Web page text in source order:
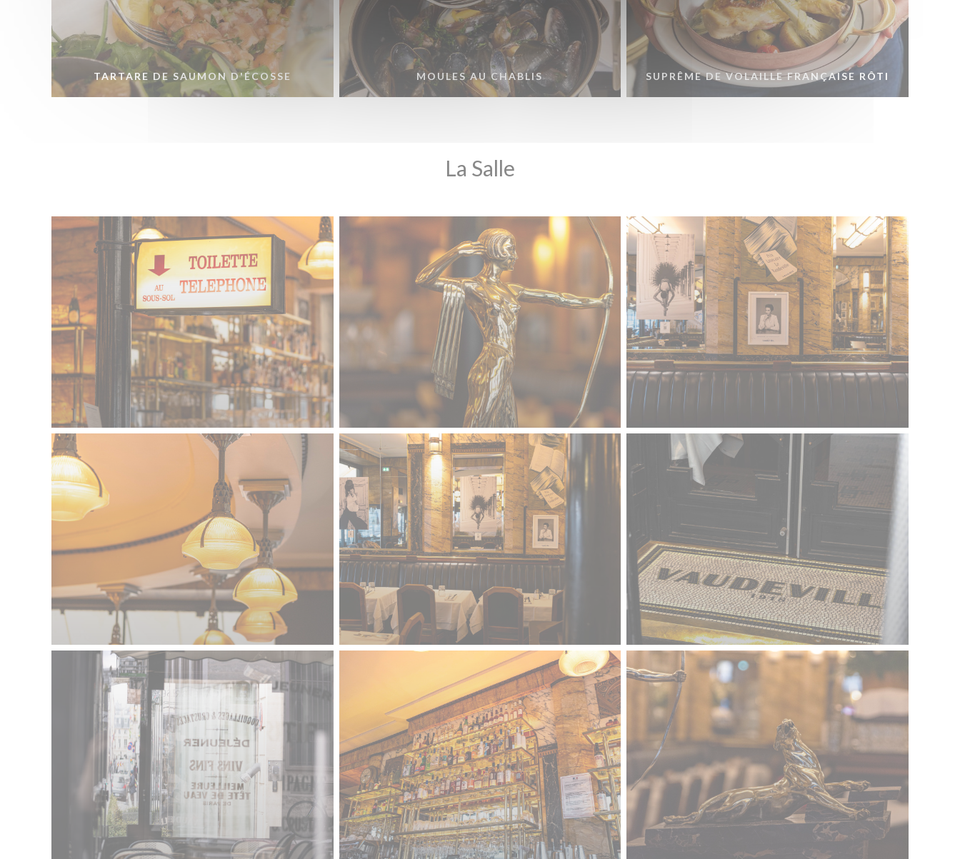
TARTARE DE SAUMON D'ÉCOSSE MOULES AU CHABLIS SUPRÊME DE VOLAILLE FRANÇAISE RÔTI
La Salle